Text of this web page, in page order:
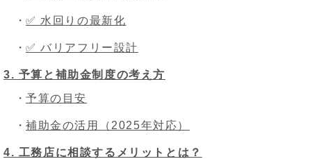
✅ 水回りの最新化
✅ バリアフリー設計
3. 予算と補助金制度の考え方
予算の目安
補助金の活用（2025年対応）
4. 工務店に相談するメリットとは？